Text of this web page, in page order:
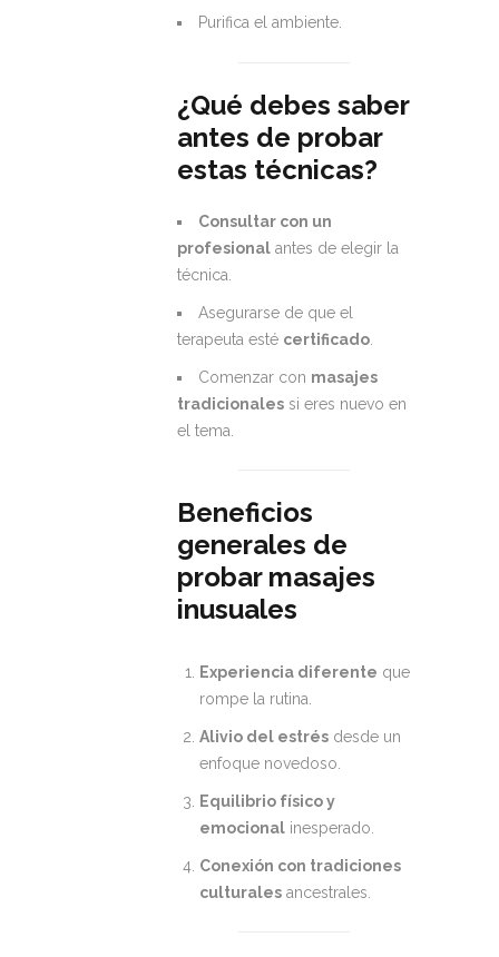
Purifica el ambiente.
¿Qué debes saber
antes de probar
estas técnicas?
Consultar con un
profesional antes de elegir la
técnica.
Asegurarse de que el
terapeuta esté certificado
Comenzar con masajes
tradicionales si eres nuevo en
el tema.
Beneficios
generales de
probar masajes
inusuales
Experiencia diferente que
rompe la rutina.
Alivio del estrés desde un
enfoque novedoso.
Equilibrio físico y
emocional inesperado.
Conexión con tradiciones
culturales ancestrales.